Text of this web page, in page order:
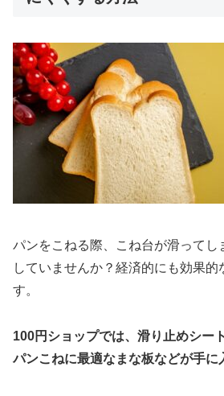
パンをこねる際、こね台が滑ってし
していませんか？経済的にも効果的
す。
100円ショップでは、滑り止めシー
パンこねに最適なまな板などが手に